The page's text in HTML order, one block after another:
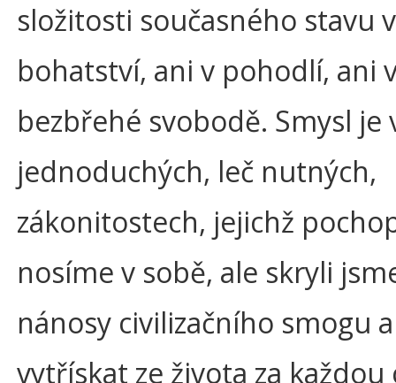
složitosti současného stavu
bohatství, ani v pohodlí, ani
bezbřehé svobodě. Smysl je
jednoduchých, leč nutných,
zákonitostech, jejichž
nosíme v sobě, ale skryli
nánosy civilizačního smogu
vytřískat ze života za každou